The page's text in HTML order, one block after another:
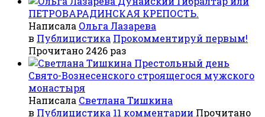
ПЕТРОВАРАДИНСКАЯ КРЕПОСТЬ.
Написала Ольга Лазарева
в Публицистика Прокомментируй первым!
Прочитано 2426 раз
Престольный день
Свято-Вознесенского строящегося мужского
монастыря
Написала Светлана Тишкина
в Публицистика 11 комментарии Прочитано